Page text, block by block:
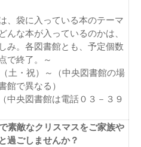
、袋に入っている本のテーマ
んな本が入っているのかは、
み。各図書館とも、予定個数
で終了。～
土・祝）～（中央図書館の場
館で異なる）
中央図書館は電話０３－３９
素敵なクリスマスをご家族や
過ごしませんか？